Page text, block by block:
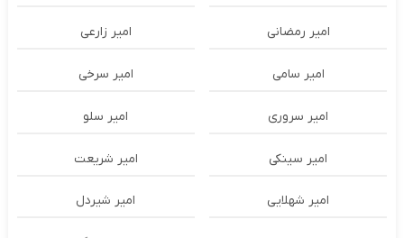
امیر رمضانی امیر زارعی
امیر سامی امیر سرخی
امیر سروری امیر سلو
امیر سینکی امیر شریعت
امیر شهلایی امیر شیردل